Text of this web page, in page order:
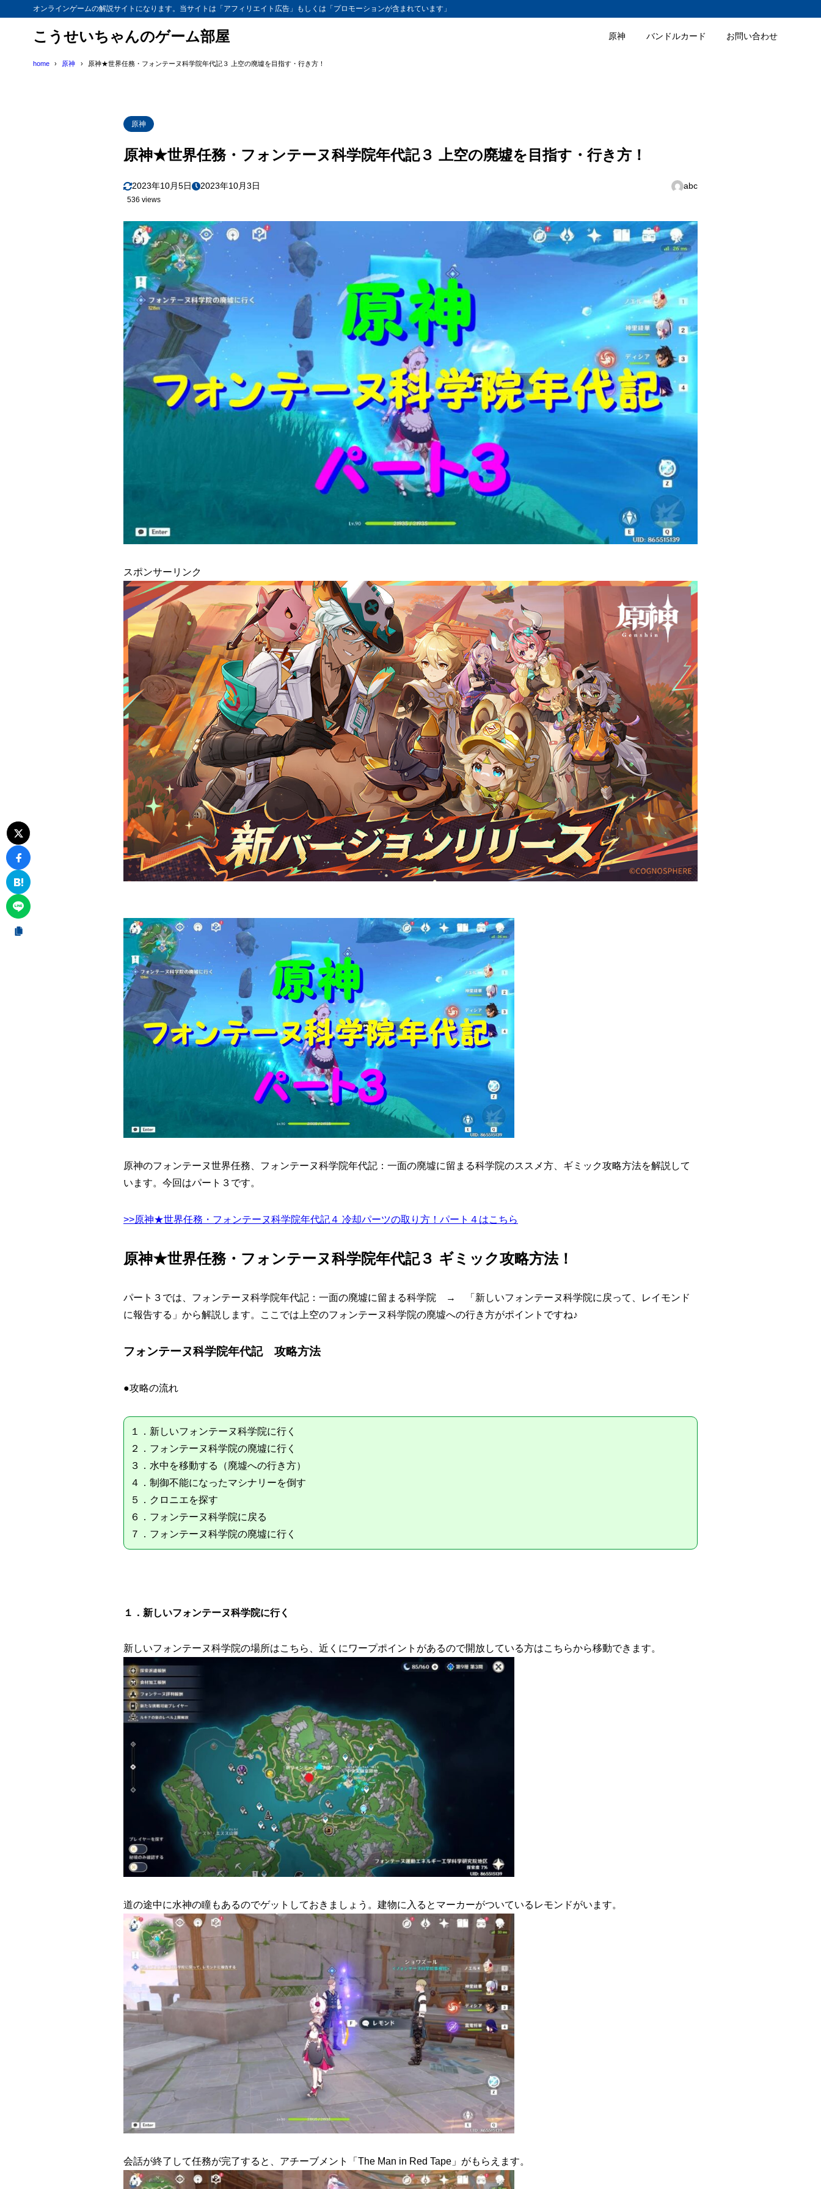
オンラインゲームの解説サイトになります。当サイトは「アフィリエイト広告」もしくは「プロモーションが含まれています」
こうせいちゃんのゲーム部屋 原神 バンドルカード お問い合わせ
home 原神 原神★世界任務・フォンテーヌ科学院年代記３ 上空の廃墟を目指す・行き方！
原神
原神★世界任務・フォンテーヌ科学院年代記３ 上空の廃墟を目指す・行き方！
2023年10月5日 2023年10月3日 abc
536 views
スポンサーリンク
原神のフォンテーヌ世界任務、フォンテーヌ科学院年代記：一面の廃墟に留まる科学院のススメ方、ギミック攻略方法を解説して
います。今回はパート３です。
>>原神★世界任務・フォンテーヌ科学院年代記４ 冷却パーツの取り方！パート４はこちら
原神★世界任務・フォンテーヌ科学院年代記３ ギミック攻略方法！
パート３では、 フォンテーヌ科学院年代記：一面の廃墟に留まる科学院 → 「新しいフォンテーヌ科学院に戻って、レイモンド
に報告する」から解説します。ここでは上空のフォンテーヌ科学院の廃墟への行き方がポイントですね♪
フォンテーヌ科学院年代記 攻略方法
●攻略の流れ
１．新しいフォンテーヌ科学院に行く
２．フォンテーヌ科学院の廃墟に行く
３．水中を移動する（廃墟への行き方）
４．制御不能になったマシナリーを倒す
５．クロニエを探す
６．フォンテーヌ科学院に戻る
７．フォンテーヌ科学院の廃墟に行く
１．新しいフォンテーヌ科学院に行く
新しいフォンテーヌ科学院の場所はこちら、近くにワープポイントがあるので開放している方はこちらから移動できます。
道の途中に水神の瞳もあるのでゲットしておきましょう。建物に入るとマーカーがついているレモンドがいます。
会話が終了して任務が完了すると、アチーブメント「The Man in Red Tape」がもらえます。